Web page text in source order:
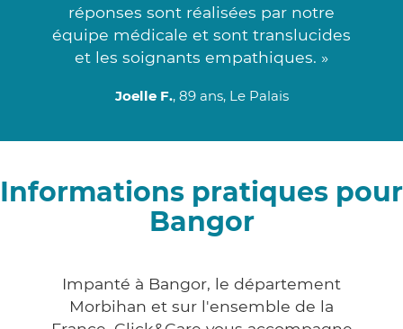
réponses sont réalisées par notre
équipe médicale et sont translucides
et les soignants empathiques. »
Joelle F., 89 ans, Le Palais
Informations pratiques pour
Bangor
Impanté à Bangor, le département
Morbihan et sur l'ensemble de la